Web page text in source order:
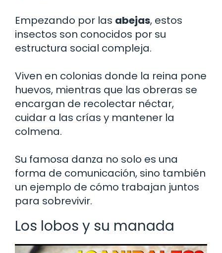
Empezando por las abejas, estos
insectos son conocidos por su
estructura social compleja.
Viven en colonias donde la reina pone
huevos, mientras que las obreras se
encargan de recolectar néctar,
cuidar a las crías y mantener la
colmena.
Su famosa danza no solo es una
forma de comunicación, sino también
un ejemplo de cómo trabajan juntos
para sobrevivir.
Los lobos y su manada